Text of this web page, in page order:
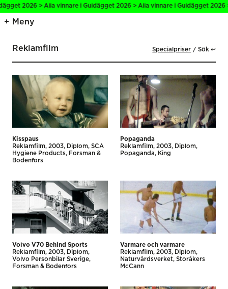
2026 > Alla vinnare i Guldägget 2026 > Alla vinnare i Guldägget 2026
Meny
Reklamfilm Specialpriser Sök ↩
Kisspaus
Reklamfilm 2003 Diplom SCA
Hygiene Products
Forsman &
Bodenfors
Popaganda
Reklamfilm 2003
Diplom
Popaganda
King
Volvo V70 Behind Sports
Reklamfilm 2003
Diplom
Volvo Personbilar Sverige
Forsman & Bodenfors
Varmare och varmare
Reklamfilm 2003
Diplom
Naturvårdsverket Storåkers
McCann